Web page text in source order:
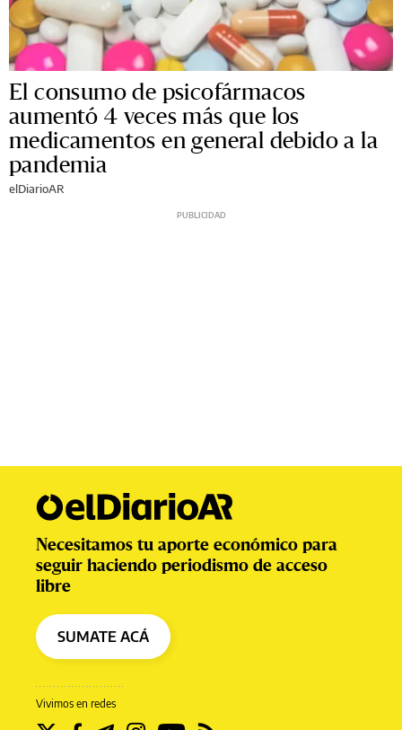
El consumo de psicofármacos
aumentó 4 veces más que los
medicamentos en general debido a la
pandemia
elDiarioAR
Vivimos en redes
Necesitamos tu aporte económico para
seguir haciendo periodismo de acceso
libre
SUMATE ACÁ